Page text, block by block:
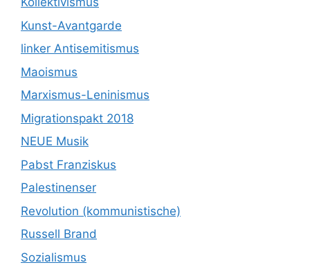
Kunst-Avantgarde
linker Antisemitismus
Maoismus
Marxismus-Leninismus
Migrationspakt 2018
NEUE Musik
Pabst Franziskus
Palestinenser
Revolution (kommunistische)
Russell Brand
Sozialismus